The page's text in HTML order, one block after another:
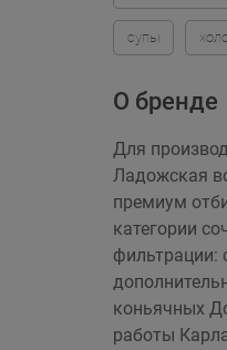
супы
О бренде
Для
Ладожская
премиум
категории
фильтрации:
коньячных
работы